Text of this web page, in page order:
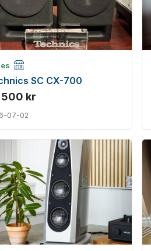
Företagsannons
SC CX-700
500 kr
07-02